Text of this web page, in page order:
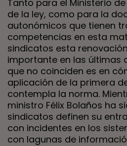
Tanto para el Ministerio
de la ley, como para la
autonómicos que tienen
competencias en esta
sindicatos esta
importante en las últimas
que no coinciden es en
aplicación de la primera
contempla la norma.
ministro Félix Bolaños ha
sindicatos definen su
con incidentes en los
con lagunas de